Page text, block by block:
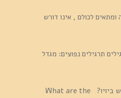
ומתאים לכולם , אינו דורש
תרגילים נפוצים: מגדל
אלו אביזרים להחלפה יש ביויו? What are the